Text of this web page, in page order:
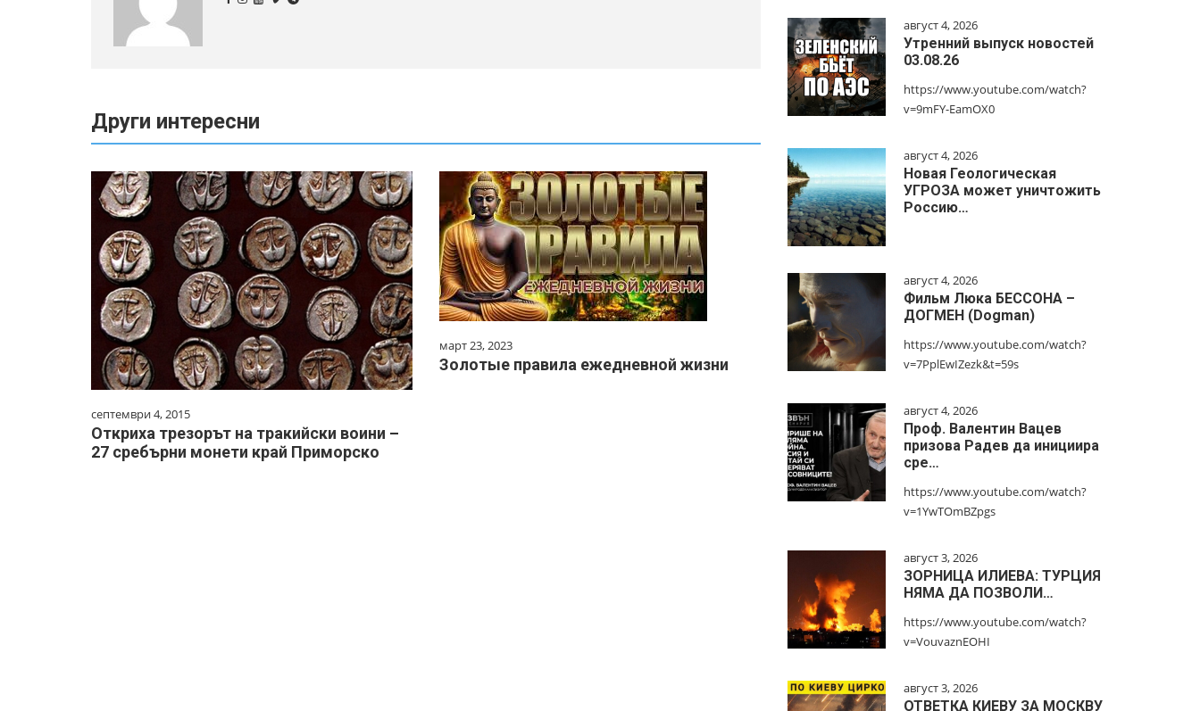
Други интересни
септември 4, 2015
Откриха трезорът на тракийски воини –
27 сребърни монети край Приморско
март 23, 2023
Золотые правила ежедневной жизни
август 4, 2026
Утренний выпуск новостей
03.08.26
https://www.youtube.com/watch?
v=9mFY-EamOX0
август 4, 2026
Новая Геологическая
УГРОЗА может уничтожить
Россию…
август 4, 2026
Фильм Люка БЕССОНА –
ДОГМЕН (Dogman)
https://www.youtube.com/watch?
v=7PplEwIZezk&t=59s
август 4, 2026
Проф. Валентин Вацев
призова Радев да инициира
сре…
https://www.youtube.com/watch?
v=1YwTOmBZpgs
август 3, 2026
ЗОРНИЦА ИЛИЕВА: ТУРЦИЯ
НЯМА ДА ПОЗВОЛИ…
https://www.youtube.com/watch?
v=VouvaznEOHI
август 3, 2026
ОТВЕТКА КИЕВУ ЗА МОСКВУ